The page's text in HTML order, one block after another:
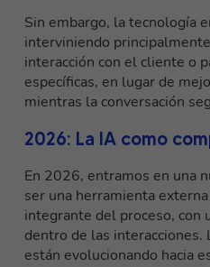
Sin embargo, la tecnología
interviniendo
interacción con el cliente o
específicas, en lugar de
mientras la conversación
2026: La IA como
En 2026, entramos en una
ser una herramienta
integrante del proceso, con
dentro de las interacciones.
están evolucionando hacia